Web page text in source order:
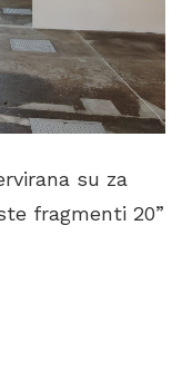
su za
fragmenti 20”